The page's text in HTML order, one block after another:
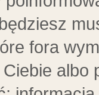
fora
albo